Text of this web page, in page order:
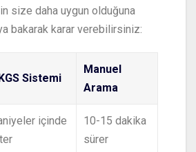
size daha uygun olduğuna
bakarak karar verebilirsiniz:
Sistemi
Manuel
Arama
içinde
10-15 dakika
sürer